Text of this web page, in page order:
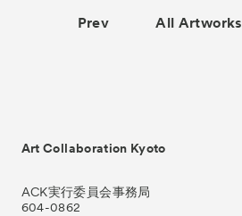
Prev All Artworks
Art Collaboration Kyoto
ACK実行委員会事務局
604-0862